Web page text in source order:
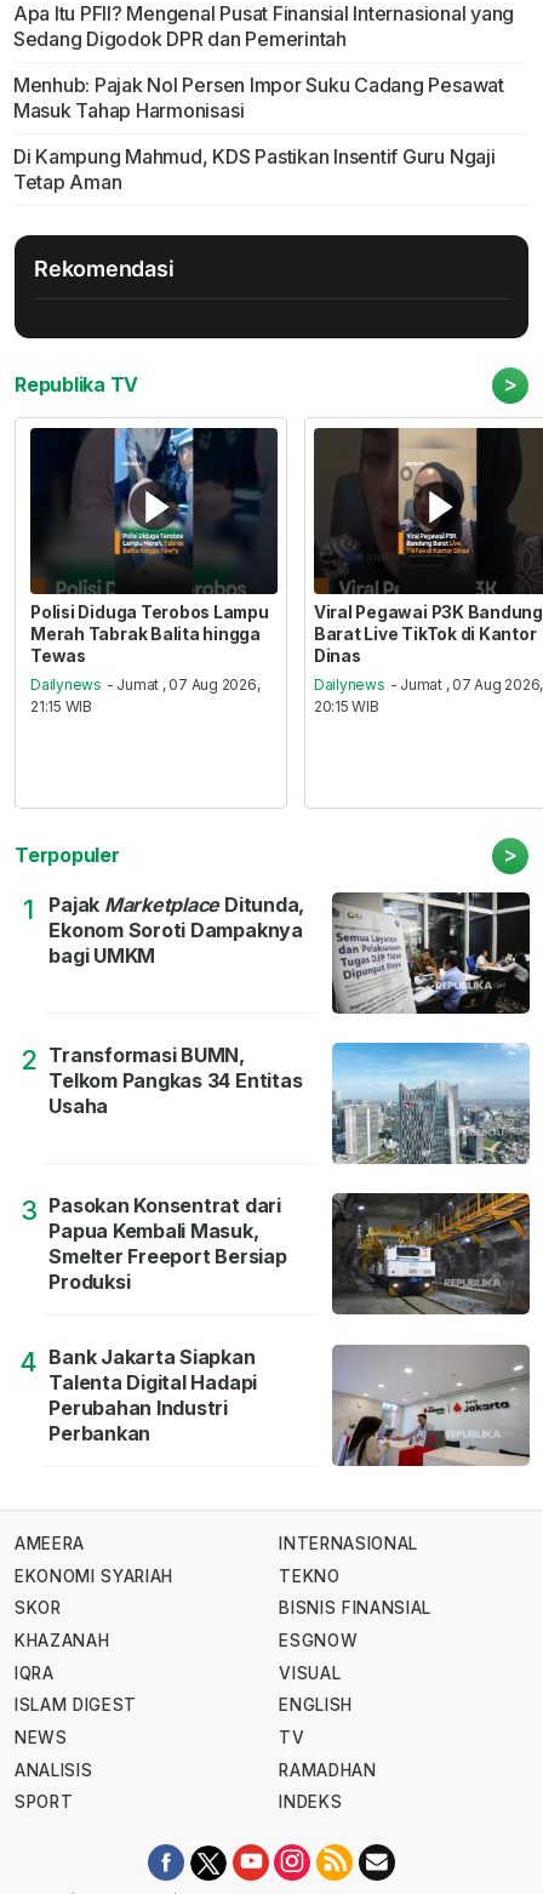
Apa Itu PFII? Mengenal Pusat Finansial Internasional yang
Sedang Digodok DPR dan Pemerintah
Menhub: Pajak Nol Persen Impor Suku Cadang Pesawat
Masuk Tahap Harmonisasi
Di Kampung Mahmud, KDS Pastikan Insentif Guru Ngaji
Tetap Aman
Rekomendasi
Republika TV >
Polisi Diduga Terobos Lampu
Merah Tabrak Balita hingga
Tewas
Dailynews - Jumat , 07 Aug 2026,
21:15 WIB
Viral Pegawai P3K Bandung
Barat Live TikTok di Kantor
Dinas
Dailynews - Jumat , 07 Aug 2026,
20:15 WIB
Terpopuler >
1 Pajak MarketplaceDitunda,
Ekonom Soroti Dampaknya
bagi UMKM
2 Transformasi BUMN,
Telkom Pangkas 34 Entitas
Usaha
3 Pasokan Konsentrat dari
Papua Kembali Masuk,
Smelter Freeport Bersiap
Produksi
4 Bank Jakarta Siapkan
Talenta Digital Hadapi
Perubahan Industri
Perbankan
AMEERA
EKONOMI SYARIAH
SKOR
KHAZANAH
IQRA
ISLAM DIGEST
NEWS
ANALISIS
SPORT
INTERNASIONAL
TEKNO
BISNIS FINANSIAL
ESGNOW
VISUAL
ENGLISH
TV
RAMADHAN
INDEKS